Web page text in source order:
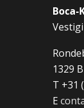
Boca-
1329
T +31
E